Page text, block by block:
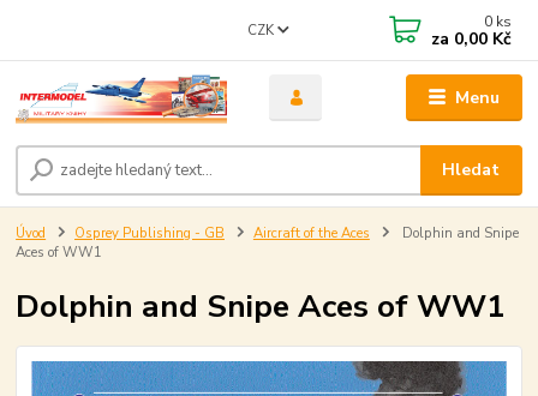
Menu
CZK
Hledat
0 ks
za 0,00 Kč
Úvod Osprey Publishing - GB Aircraft of the Aces
Dolphin and Snipe
Aces of WW1
Dolphin and Snipe Aces of WW1